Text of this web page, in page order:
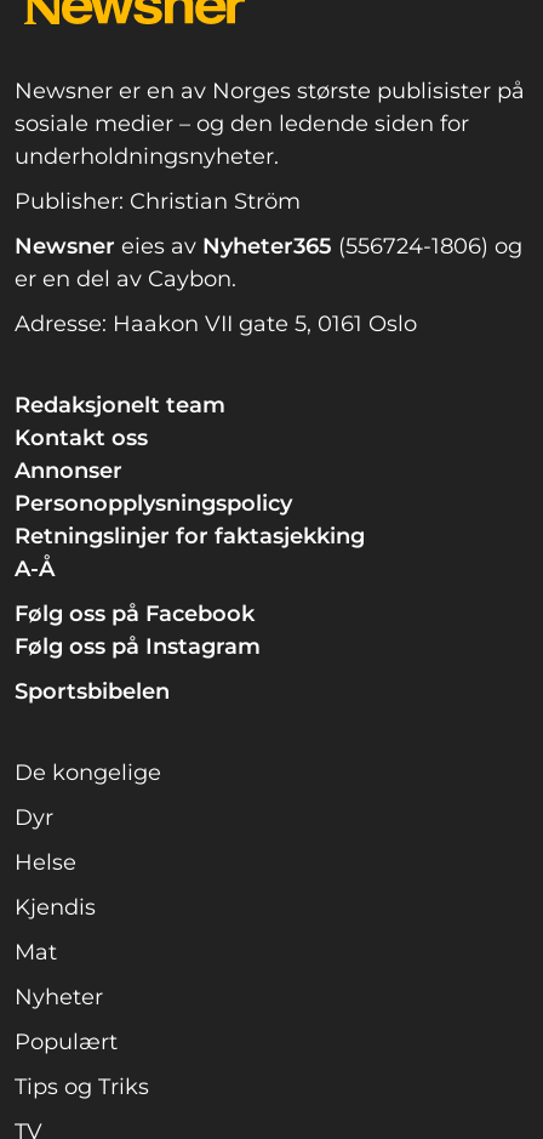
Newsner er en av Norges største publisister på
sosiale medier – og den ledende siden for
underholdningsnyheter.
Publisher: Christian Ström
Newsner eies av Nyheter365 (556724-1806) og
er en del av Caybon.
Adresse: Haakon VII gate 5, 0161 Oslo
Redaksjonelt team
Kontakt oss
Annonser
Personopplysningspolicy
Retningslinjer for faktasjekking
A-Å
Følg oss på Facebook
Følg oss på Instagram
Sportsbibelen
De kongelige
Dyr
Helse
Kjendis
Mat
Nyheter
Populært
Tips og Triks
TV